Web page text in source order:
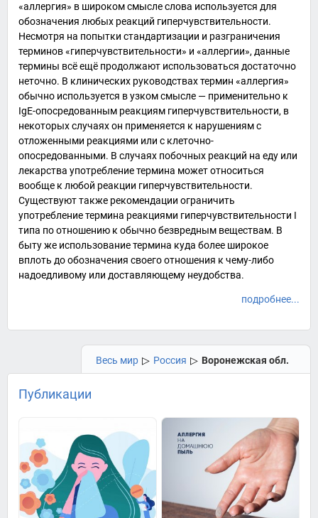
«аллергия» в широком смысле слова используется для
обозначения любых реакций гиперчувствительности.
Несмотря на попытки стандартизации и разграничения
терминов «гиперчувствительности» и «аллергии», данные
термины всё ещё продолжают использоваться достаточно
неточно. В клинических руководствах термин «аллергия»
обычно используется в узком смысле — применительно к
IgE-опосредованным реакциям гиперчувствительности, в
некоторых случаях он применяется к нарушениям с
отложенными реакциями или с клеточно-
опосредованными. В случаях побочных реакций на еду или
лекарства употребление термина может относиться
вообще к любой реакции гиперчувствительности.
Существуют также рекомендации ограничить
употребление термина реакциями гиперчувствительности I
типа по отношению к обычно безвредным веществам. В
быту же использование термина куда более широкое
вплоть до обозначения своего отношения к чему-либо
надоедливому или доставляющему неудобства.
подробнее...
Весь мир ▷ Россия ▷ Воронежская обл.
Публикации